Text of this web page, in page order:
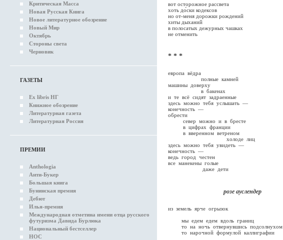
Критическая Масса
Новая Русская Книга
Новое литературное обозрение
Новый Мир
Октябрь
Стороны света
Черновик
ГАЗЕТЫ
Ex libris НГ
Книжное обозрение
Литературная газета
Литературная Россия
ПРЕМИИ
Anthologia
Анти-Букер
Большая книга
Бунинская премия
Дебют
Илья-премия
Международная отметина имени отца русского
футуризма Давида Бурлюка
Национальный бестселлер
НОС
вот осторожное рассвета
хоть до́ски кодексов
но от-меня дорожки рождений
хиты дыханий
в полосатых дежурных чашках
не отменить
* * *
европа вёдра
полные камней
машины доверху
в бакенах
и те всё сидят задраенные
здесь можно тебя услышать —
конечность —
обрести
север можно и в бресте
в цифрах франции
в вверенном ветреном
холоде лиц
здесь можно тебя увидеть —
конечность —
ведь город честен
все манекены голые
даже дети
розе ауслендер
из земель ярче огрызок
мы едем едем вдоль границ
то на ночь отвернувшись подсолнухом
то нарочной формулой каллиграфии